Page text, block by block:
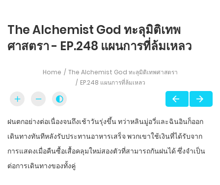
The Alchemist God ทะลุมิติเทพ
ศาสตรา - EP.248 แผนการที่ล้มเหลว
Home
The Alchemist God ทะลุมิติเทพศาสตรา
EP.248 แผนการที่ล้มเหลว
ฝนตกอย่างต่อเนื่องจนถึงเช้าวันรุ่งขึ้น ทว่าหลินมู่อวี่และฉินอินก็ออก
เดินทางทันทีหลังรับประทานอาหารเสร็จ พวกเขาใช้เงินที่ได้รับจาก
การแสดงเมื่อคืนซื้อเสื้อคลุมใหม่สองตัวที่สามารถกันฝนได้ ซึ่งจำเป็น
ต่อการเดินทางของทั้งคู่